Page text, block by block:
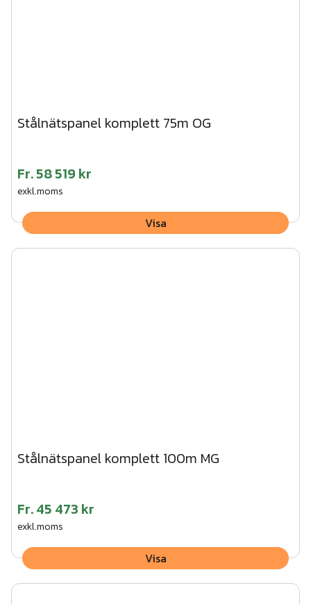
Stålnätspanel komplett 75m OG
Fr.58 519 kr
exkl.moms
Visa
Stålnätspanel komplett 100m MG
Fr.45 473 kr
exkl.moms
Visa